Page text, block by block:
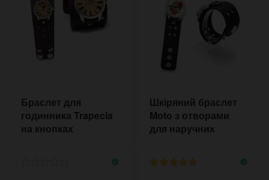
Браслет для
годинника Trapecia
на кнопках
Шкіряний браслет
Moto з отворами
для наручних